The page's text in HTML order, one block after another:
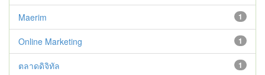
1
Maerim
1
Online Marketing
1
ตลาดดิจิทัล